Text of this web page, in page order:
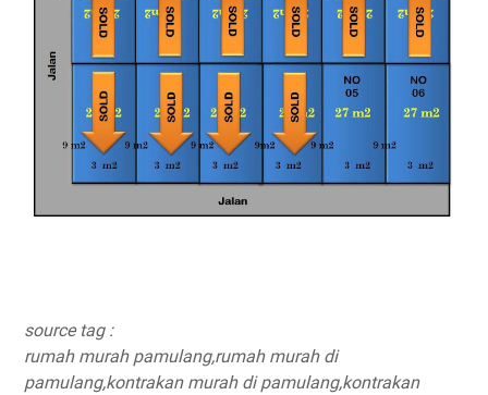
source tag :
rumah murah pamulang,rumah murah di
pamulang,kontrakan murah di pamulang,kontrakan